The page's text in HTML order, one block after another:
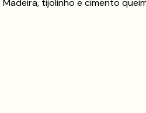
Madeira, tijolinho e cimento